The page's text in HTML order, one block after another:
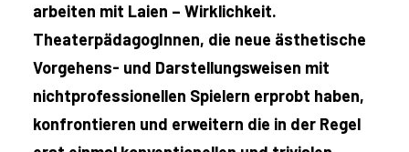
arbeiten mit Laien – Wirklichkeit.
TheaterpädagogInnen, die neue ästhetische
Vorgehens- und Darstellungsweisen mit
nichtprofessionellen Spielern erprobt haben,
konfrontieren und erweitern die in der Regel